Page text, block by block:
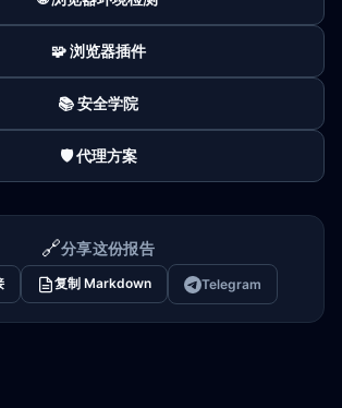
🧩 浏览器插件
📚 安全学院
🛡️ 代理方案
🔗分享这份报告
复制 Markdown Telegram